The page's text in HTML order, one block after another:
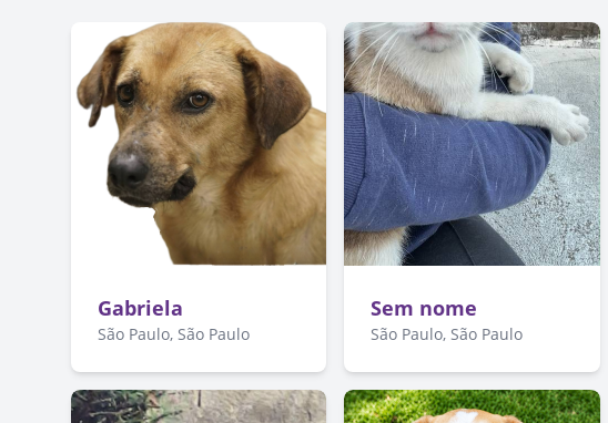
Gabriela
São Paulo, São Paulo
Sem nome
São Paulo, São Paulo